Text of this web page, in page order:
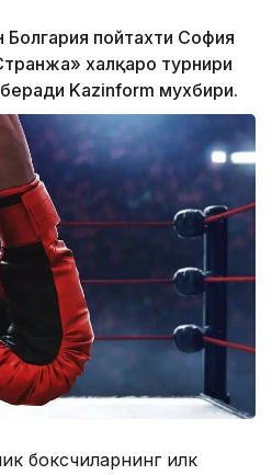
Болгария пойтахти София
халқаро турнири
Kazinform мухбири.
боксчиларнинг илк